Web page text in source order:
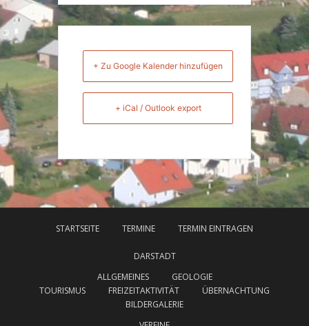
+ Zu Google Kalender hinzufügen
+ iCal / Outlook export
STARTSEITE TERMINE TERMIN EINTRAGEN
DARSTADT
ALLGEMEINES
GEOLOGIE
TOURISMUS
FREIZEITAKTIVITÄT
ÜBERNACHTUNG
BILDERGALERIE